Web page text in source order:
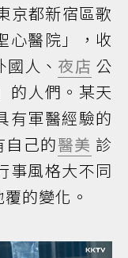
京都新宿區歌
心醫院」，收
人、 夜店 公
的人們。某天
有軍醫經驗的
自己的醫美 診
事風格大不同
的變化。